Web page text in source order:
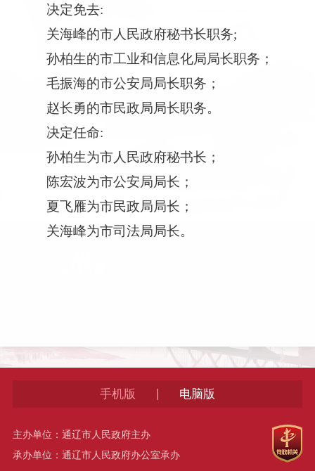
决定免去:
关海峰的市人民政府秘书长职务;
孙柏生的市工业和信息化局局长职务；
毛振海的市公安局局长职务；
赵长勇的市民政局局长职务。
决定任命:
孙柏生为市人民政府秘书长；
陈宏波为市公安局局长；
夏飞雁为市民政局局长；
关海峰为市司法局局长。
手机版 电脑版
主办单位：通辽市人民政府主办
承办单位：通辽市人民政府办公室承办